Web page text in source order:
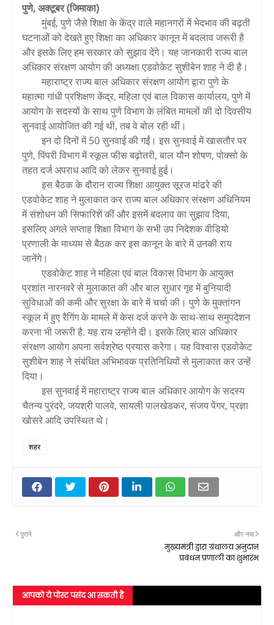
पुणे, अक्टूबर (जिमाका)
मुंबई, पुणे जैसे शिक्षा के केंद्र वाले महानगरों में भेदभाव की बढ़ती
घटनाओं को देखते हुए शिक्षा का अधिकार कानून में बदलाव जरूरी है
और इसके लिए हम सरकार को सुझाव देंगे। यह जानकारी राज्य बाल
अधिकार संरक्षण आयोग की अध्यक्षा एडवोकेट सुशीबेन शाह ने दी है।
महाराष्ट्र राज्य बाल अधिकार संरक्षण आयोग द्वारा पुणे के
महात्मा गांधी प्रशिक्षण केंद्र, महिला एवं बाल विकास कार्यालय, पुणे में
आयोग के सदस्यों के साथ पुणे विभाग के लंबित मामलों की दो दिवसीय
सुनवाई आयोजित की गई थी, तब वे बोल रही थीं।
इन दो दिनों में 50 सुनवाई की गईं। इस सुनवाई में खासतौर पर
पुणे, पिंपरी विभाग में स्कूल फीस बढ़ोतरी, बाल यौन शोषण, पोक्सो के
तहत दर्ज अपराध आदि को लेकर सुनवाई हुई।
इस बैठक के दौरान राज्य शिक्षा आयुक्त सूरज मांढरे की
एडवोकेट शाह ने मुलाकात कर राज्य बाल अधिकार संरक्षण अधिनियम
में संशोधन की सिफारिशें कीं और इसमें बदलाव का सुझाव दिया,
इसलिए अगले सप्ताह शिक्षा विभाग के सभी उप निदेशक वीडियो
प्रणाली के माध्यम से बैठक कर इस कानून के बारे में उनकी राय
जानेंगे।
एडवोकेट शाह ने महिला एवं बाल विकास विभाग के आयुक्त
प्रशांत नारनवरे से मुलाकात की और बाल सुधार गृह में बुनियादी
सुविधाओं की कमी और सुरक्षा के बारे में चर्चा की। पुणे के मुक्तांगन
स्कूल में हुए रैगिंग के मामले में केस दर्ज करने के साथ-साथ समुपदेशन
करना भी जरूरी है. यह राय उन्होंने दी। इसके लिए बाल अधिकार
संरक्षण आयोग अपना सर्वश्रेष्ठ प्रयास करेगा। यह विश्वास एडवोकेट
सुशीबेन शाह ने संबंधित अभिभावक प्रतिनिधियों से मुलाकात कर उन्हें
दिया।
इस सुनवाई में महाराष्ट्र राज्य बाल अधिकार आयोग के सदस्य
चैतन्य पुरंदरे, जयश्री पालवे, सायली पालखेडकर, संजय पेंगर, प्रज्ञा
खोसरे आदि उपस्थित थे।
शहर
और नया
मुख्यमंत्री द्वारा ग्रंथालय अनुदान
प्रबंधन प्रणाली का शुभारंभ
पुराने
आपको ये पोस्ट पसंद आ सकती हैं